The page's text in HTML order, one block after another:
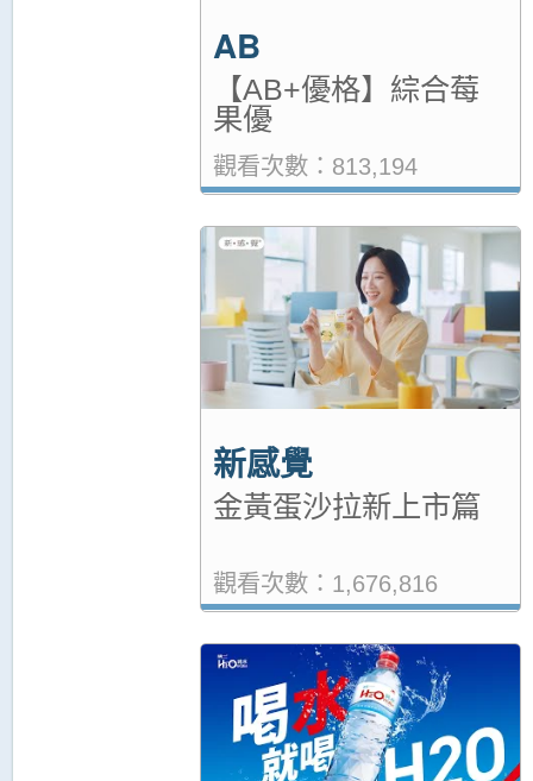
AB
【AB+優格】綜合莓
果優
觀看次數：813,194
新感覺
金黃蛋沙拉新上市篇
觀看次數：1,676,816